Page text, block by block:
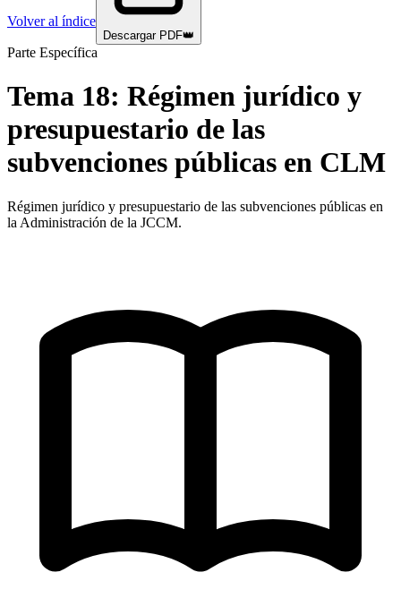
Volver al índice
Descargar PDF👑
Parte Específica
Tema 18: Régimen jurídico y
presupuestario de las
subvenciones públicas en CLM
Régimen jurídico y presupuestario de las subvenciones públicas en
la Administración de la JCCM.